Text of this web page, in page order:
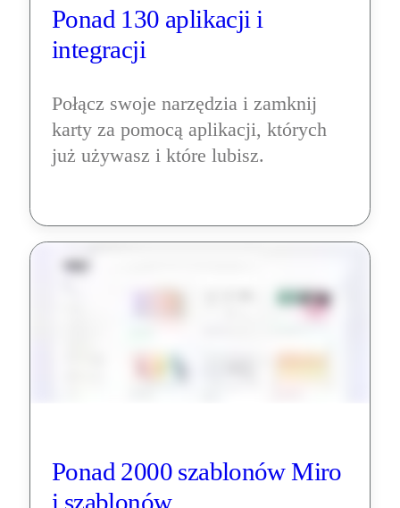
Ponad 130 aplikacji i
integracji
Połącz swoje narzędzia i zamknij
karty za pomocą aplikacji, których
już używasz i które lubisz.
Ponad 2000 szablonów Miro
i szablonów